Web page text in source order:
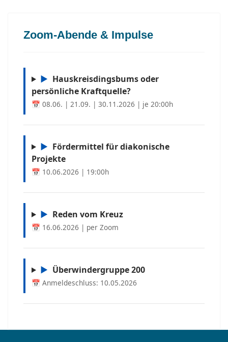
Zoom-Abende & Impulse
▶ Hauskreisdingsbums oder
persönliche Kraftquelle?
📅 08.06. | 21.09. | 30.11.2026 | je 20:00h
▶ Fördermittel für diakonische
Projekte
📅 10.06.2026 | 19:00h
▶ Reden vom Kreuz
📅 16.06.2026 | per Zoom
▶ Überwindergruppe 200
📅 Anmeldeschluss: 10.05.2026